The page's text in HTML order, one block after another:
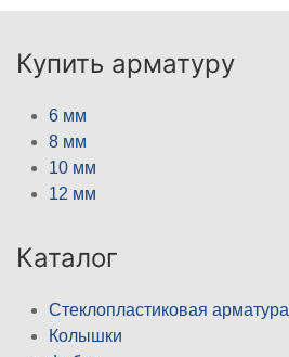
Купить арматуру
6 мм
8 мм
10 мм
12 мм
Каталог
Стеклопластиковая арматура
Колышки